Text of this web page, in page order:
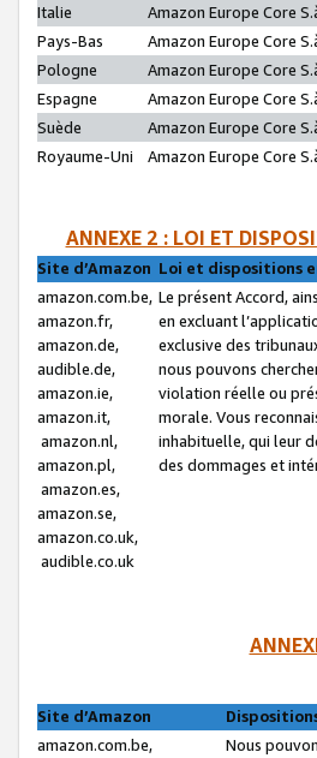
Italie
Amazon Europe Core
Pays-Bas
Amazon Europe Core
Pologne
Amazon Europe Core
Espagne
Amazon Europe Core
Suède
Amazon Europe Core
Royaume-Uni
Amazon Europe Core
ANNEXE 2 : LOI ET
Site d’Amazon Loi et dispositions
amazon.com.be,
amazon.fr,
amazon.de,
audible.de,
amazon.ie,
amazon.it,
amazon.nl,
amazon.pl,
amazon.es,
amazon.se,
amazon.co.uk,
audible.co.uk
Le présent Accord,
en excluant
exclusive des
nous pouvons
violation réelle ou
morale. Vous
inhabituelle, qui leur
des dommages et
Site d’Amazon
amazon.com.be,
Nous